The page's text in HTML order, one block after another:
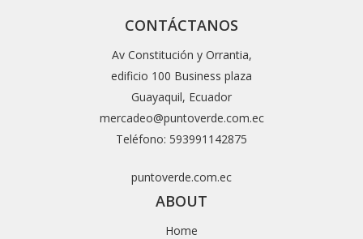
CONTÁCTANOS
Av Constitución y Orrantia,
edificio 100 Business plaza
Guayaquil, Ecuador
mercadeo@puntoverde.com.ec
Teléfono: 593991142875
puntoverde.com.ec
ABOUT
Home